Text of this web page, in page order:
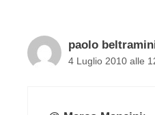
paolo
4 Luglio 2010 alle